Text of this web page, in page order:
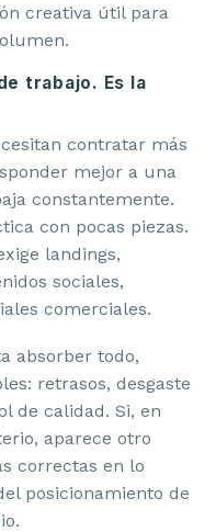
creativa útil para
trabajo. Es la
contratar más
mejor a una
constantemente.
con pocas piezas.
landings,
sociales,
comerciales.
absorber todo,
retrasos, desgaste
de calidad. Si, en
aparece otro
correctas en lo
posicionamiento de